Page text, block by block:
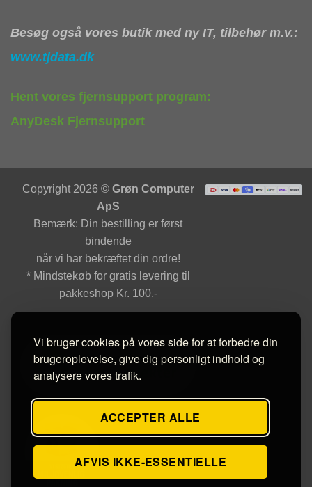
Vi bruger cookies på vores side for at forbedre din
brugeroplevelse, give dig personligt indhold og
analysere vores trafik.
ACCEPTER ALLE
AFVIS IKKE-ESSENTIELLE
Besøg også vores butik med ny IT, tilbehør m.v.:
www.tjdata.dk
Hent vores fjernsupport program:
AnyDesk Fjernsupport
Copyright 2026 © Grøn Computer
ApS
Bemærk: Din bestilling er først
bindende
når vi har bekræftet din ordre!
* Mindstekøb for gratis levering til
pakkeshop Kr. 100,-